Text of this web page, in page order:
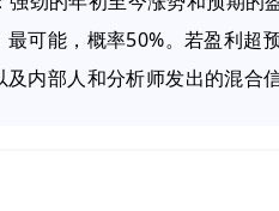
可能，概率50%。若盈利超
内部人和分析师发出的混合信